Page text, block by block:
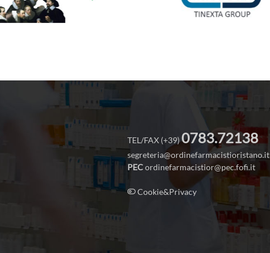
TEL/FAX (+39)0783.72138
segreteria@ordinefarmacistioristano.it
PECordinefarmacistior@pec.fofi.it
Cookie&Privacy